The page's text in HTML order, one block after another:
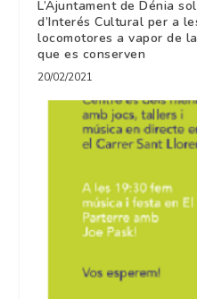
L’Ajuntament de Dénia
d’Interés Cultural per a
locomotores a vapor de
que es conserven
20/02/2021